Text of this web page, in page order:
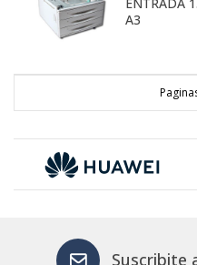
A3
Suscribite